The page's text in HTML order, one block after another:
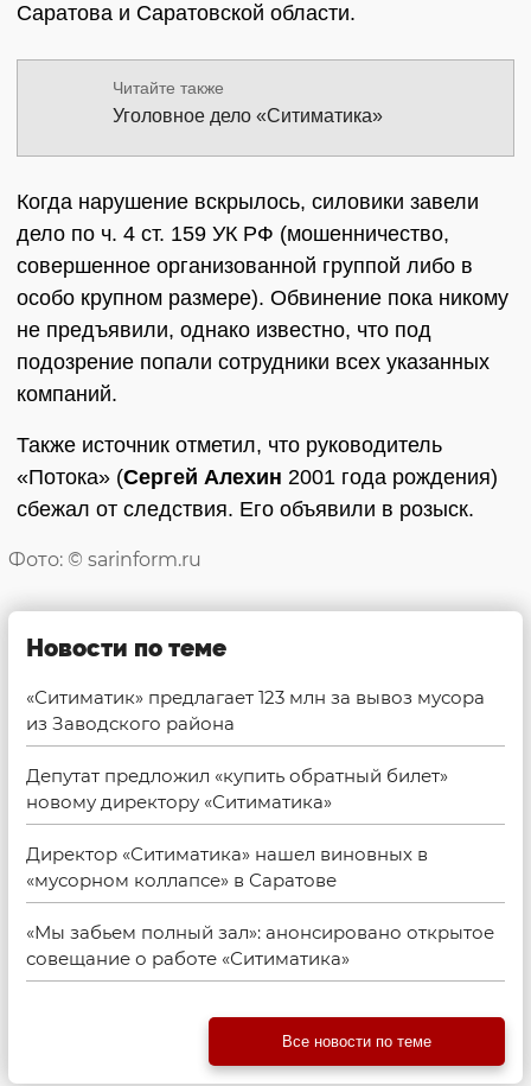
Саратова и Саратовской области.
Читайте также
Уголовное дело «Ситиматика»
Когда нарушение вскрылось, силовики завели
дело по ч. 4 ст. 159 УК РФ (мошенничество,
совершенное организованной группой либо в
особо крупном размере). Обвинение пока никому
не предъявили, однако известно, что под
подозрение попали сотрудники всех указанных
компаний.
Также источник отметил, что руководитель
«Потока» (Сергей Алехин 2001 года рождения)
сбежал от следствия. Его объявили в розыск.
Фото: © sarinform.ru
Новости по теме
«Ситиматик» предлагает 123 млн за вывоз мусора
из Заводского района
Депутат предложил «купить обратный билет»
новому директору «Ситиматика»
Директор «Ситиматика» нашел виновных в
«мусорном коллапсе» в Саратове
«Мы забьем полный зал»: анонсировано открытое
совещание о работе «Ситиматика»
Все новости по теме